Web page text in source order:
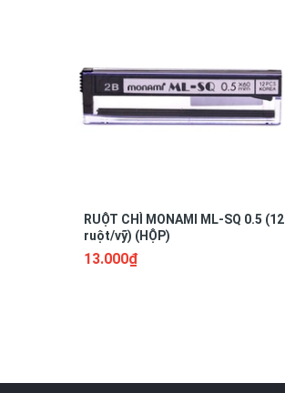
RUỘT CHÌ MONAMI ML-SQ 0.5 (12
ruột/vỹ) (HỘP)
13.000₫